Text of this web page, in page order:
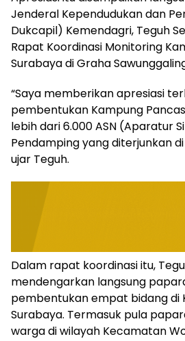
Jenderal Kependudukan dan
Dukcapil) Kemendagri, Teguh
Rapat Koordinasi Monitoring
Surabaya di Graha
“Saya memberikan apresiasi
pembentukan Kampung
lebih dari 6.000 ASN (Aparatur
Pendamping yang diterjunkan di
ujar Teguh.
Dalam rapat koordinasi itu,
mendengarkan langsung
pembentukan empat bidang di
Surabaya. Termasuk pula
warga di wilayah Kecamatan